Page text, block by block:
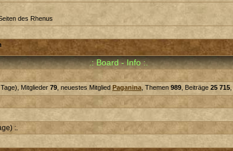
des Rhenus
.: Board - Info :.
Mitglieder 79 , neuestes Mitglied Paganina , Themen 989 , Beiträge 25 715
:.